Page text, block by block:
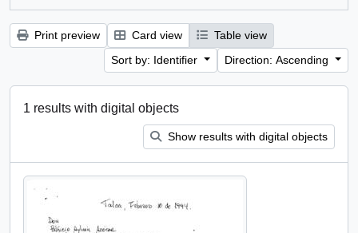
Print preview Card view
Table view
Sort by: Identifier
Direction: Ascending
1 results with digital objects
Show results with digital objects